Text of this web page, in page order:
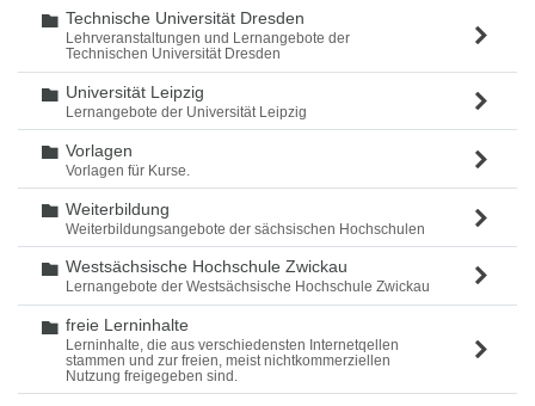
Ordner
Technische Universität Dresden
Lehrveranstaltungen und Lernangebote der
Technischen Universität Dresden
Ordner
Universität Leipzig
Lernangebote der Universität Leipzig
Ordner
Vorlagen
Vorlagen für Kurse.
Ordner
Weiterbildung
Weiterbildungsangebote der sächsischen Hochschulen
Ordner
Westsächsische Hochschule Zwickau
Lernangebote der Westsächsische Hochschule Zwickau
Ordner
freie Lerninhalte
Lerninhalte, die aus verschiedensten Internetqellen
stammen und zur freien, meist nichtkommerziellen
Nutzung freigegeben sind.